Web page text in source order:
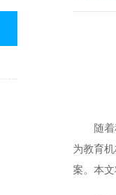
随
为教育
案。本